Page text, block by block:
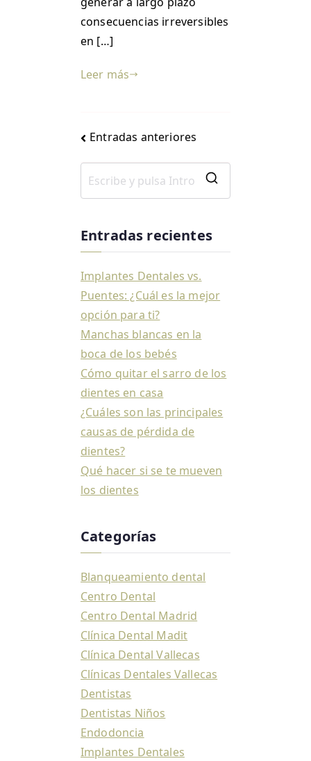
consecuencias irreversibles
en […]
Leer más
Entradas anteriores
Entradas recientes
Implantes Dentales vs.
Puentes: ¿Cuál es la mejor
opción para ti?
Manchas blancas en la
boca de los bebés
Cómo quitar el sarro de los
dientes en casa
¿Cuáles son las principales
causas de pérdida de
dientes?
Qué hacer si se te mueven
los dientes
Categorías
Blanqueamiento dental
Centro Dental
Centro Dental Madrid
Clínica Dental Madit
Clínica Dental Vallecas
Clínicas Dentales Vallecas
Dentistas
Dentistas Niños
Endodoncia
Implantes Dentales